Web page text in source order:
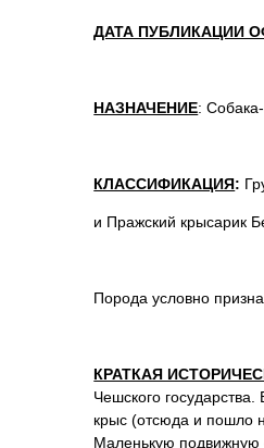
ДАТА ПУБЛИКАЦИИ
НАЗНАЧЕНИЕ:
КЛАССИФИКАЦИЯ:
и Пражский крысарик
Порода условно
КРАТКАЯ
Чешского
крыс (отсюда и пошло
Маленькую подвижную